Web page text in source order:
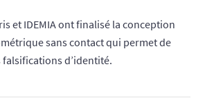
et IDEMIA ont finalisé la conception
sans contact qui permet de
d’identité.